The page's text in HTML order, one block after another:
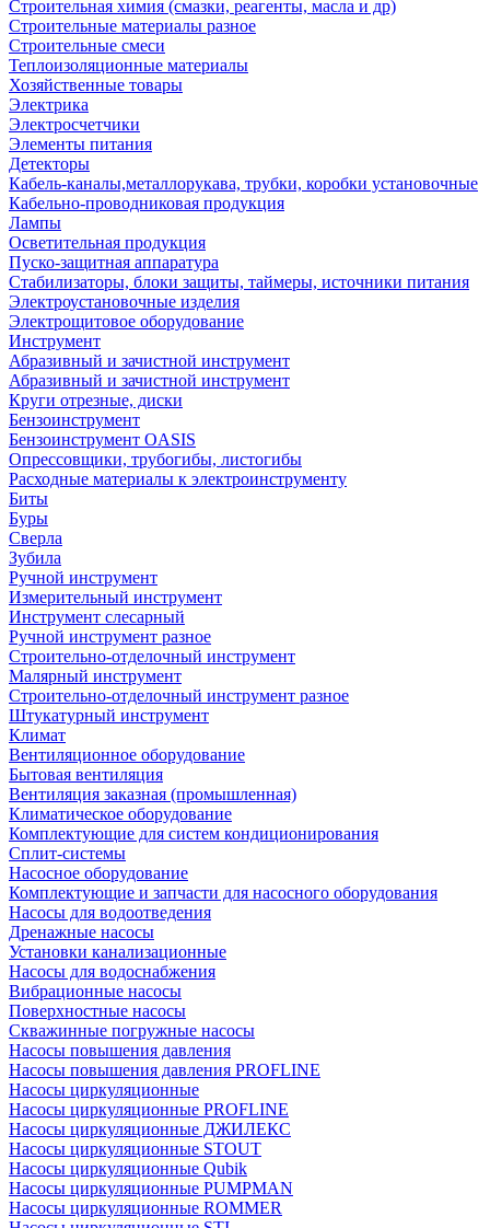
Строительная химия (смазки, реагенты, масла и др)
Строительные материалы разное
Строительные смеси
Теплоизоляционные материалы
Хозяйственные товары
Электрика
Электросчетчики
Элементы питания
Детекторы
Кабель-каналы,металлорукава, трубки, коробки установочные
Кабельно-проводниковая продукция
Лампы
Осветительная продукция
Пуско-защитная аппаратура
Стабилизаторы, блоки защиты, таймеры, источники питания
Электроустановочные изделия
Электрощитовое оборудование
Инструмент
Абразивный и зачистной инструмент
Абразивный и зачистной инструмент
Круги отрезные, диски
Бензоинструмент
Бензоинструмент OASIS
Опрессовщики, трубогибы, листогибы
Расходные материалы к электроинструменту
Биты
Буры
Сверла
Зубила
Ручной инструмент
Измерительный инструмент
Инструмент слесарный
Ручной инструмент разное
Строительно-отделочный инструмент
Малярный инструмент
Строительно-отделочный инструмент разное
Штукатурный инструмент
Климат
Вентиляционное оборудование
Бытовая вентиляция
Вентиляция заказная (промышленная)
Климатическое оборудование
Комплектующие для систем кондиционирования
Сплит-системы
Насосное оборудование
Комплектующие и запчасти для насосного оборудования
Насосы для водоотведения
Дренажные насосы
Установки канализационные
Насосы для водоснабжения
Вибрационные насосы
Поверхностные насосы
Скважинные погружные насосы
Насосы повышения давления
Насосы повышения давления PROFLINE
Насосы циркуляционные
Насосы циркуляционные PROFLINE
Насосы циркуляционные ДЖИЛЕКС
Насосы циркуляционные STOUT
Насосы циркуляционные Qubik
Насосы циркуляционные PUMPMAN
Насосы циркуляционные ROMMER